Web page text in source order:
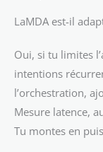
LaMDA est-il
Oui, si tu limites
intentions
l’orchestration,
Mesure latence,
Tu montes en